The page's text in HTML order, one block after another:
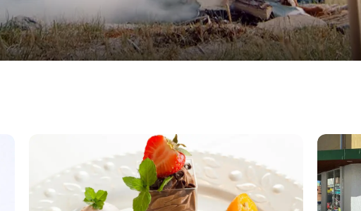
Restaurant Højslev Kro Bistro